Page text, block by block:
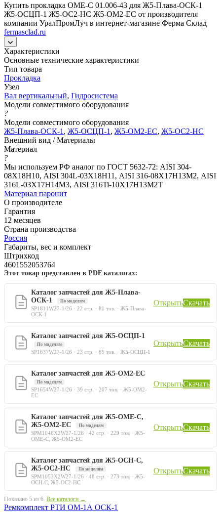
Купить прокладка ОМЕ-С 01.006-43 для Ж5-Плава-ОСК-1
Ж5-ОСЦП-1 Ж5-ОС2-НС Ж5-ОМ2-ЕС от производителя
компании УралПромЛуч в интернет-магазине Ферма Склад
fermasclad.ru
Характеристики
Основные технические характеристики
Тип товара
Прокладка
Узел
Вал вертикальный, Гидросистема
Модели совместимого оборудования
?
Модели совместимого оборудования
Ж5-Плава-ОСК-1 , Ж5-ОСЦП-1 , Ж5-ОМ2-ЕС, Ж5-ОС2-НС
Внешний вид / Материалы
Материал
?
Мы используем РФ аналог по ГОСТ 5632-72: AISI 304-
08Х18Н10, AISI 304L-03Х18Н11, AISI 316-08Х17Н13М2, AISI
316L-03Х17Н14М3, AISI 316Ti-10Х17Н13М2Т
Материал паронит
О производителе
Гарантия
12 месяцев
Страна производства
Россия
Габариты, вес и комплект
Штрихкод
4601552053764
Этот товар представлен в PDF каталогах:
Каталог запчастей для Ж5-Плава-
ОСК-1
По моделям
SP1811W27-1/26 · 22 стр. · 81 тов. · Ж5-Плава-
ОСК-1
ОткрытьСкачать
Каталог запчастей для Ж5-ОСЦП-1
По моделям
SP1637W27-1/26 · 23 стр. · 85 тов. · Ж5-ОСЦП-1
ОткрытьСкачать
Каталог запчастей для Ж5-ОМ2-ЕС
По моделям
SP1654W27-1/26 · 39 стр. · 207 тов. · Ж5-ОМ2-
ЕС
ОткрытьСкачать
Каталог запчастей для Ж5-ОМЕ-С,
Ж5-ОМ2-ЕС
По моделям
SPM1048X2W27-1/26 · 42 стр. · 229 тов. · Ж5-
ОМЕ-С, Ж5-ОМ2-ЕС
ОткрытьСкачать
Каталог запчастей для Ж5-ОСН-С,
Ж5-ОС2-НС
По моделям
SPM1053X2W27-1/26 · 48 стр. · 273 тов. · Ж5-
ОСН-С, Ж5-ОС2-НС
ОткрытьСкачать
Показано 5 из 6. Все каталоги →
Ремкомплект РТИ ОМ-1А ОСК-1